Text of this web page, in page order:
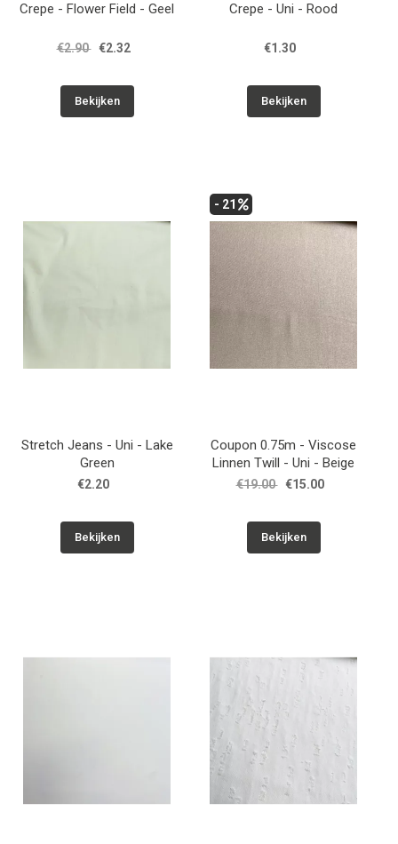
Crepe - Flower Field - Geel
€2.90 €2.32
Bekijken
Crepe - Uni - Rood
€1.30
Bekijken
Stretch Jeans - Uni - Lake
Green
€2.20
Bekijken
- 21
Coupon 0.75m - Viscose
Linnen Twill - Uni - Beige
€19.00 €15.00
Bekijken